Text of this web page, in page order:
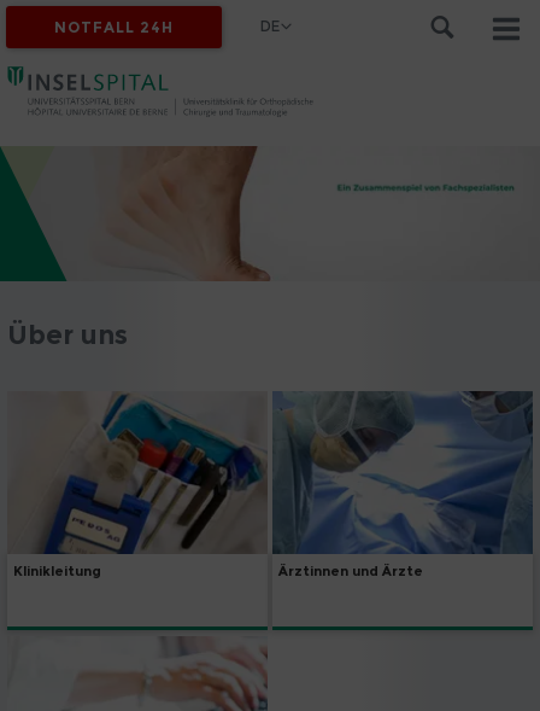
NOTFALL 24H DE
Über uns
Klinikleitung Ärztinnen und Ärzte